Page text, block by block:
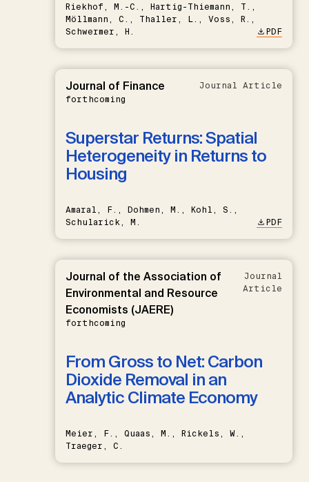
Riekhof, M.-C., Hartig-Thiemann, T.,
Möllmann, C., Thaller, L., Voss, R.,
Schwermer, H.
PDF
Journal of Finance
forthcoming
Journal Article
Superstar Returns: Spatial
Heterogeneity in Returns to
Housing
Amaral, F., Dohmen, M., Kohl, S.,
Schularick, M.
PDF
Journal of the Association of
Environmental and Resource
Economists (JAERE)
forthcoming
Journal
Article
From Gross to Net: Carbon
Dioxide Removal in an
Analytic Climate Economy
Meier, F., Quaas, M., Rickels, W.,
Traeger, C.